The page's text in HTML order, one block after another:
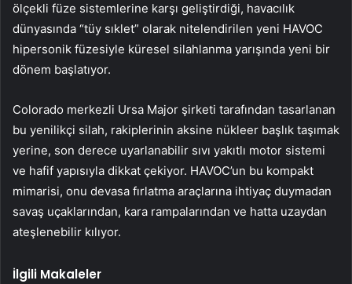
ölçekli füze sistemlerine karşı geliştirdiği, havacılık
dünyasında “tüy sıklet” olarak nitelendirilen yeni HAVOC
hipersonik füzesiyle küresel silahlanma yarışında yeni bir
dönem başlatıyor.
Colorado merkezli Ursa Major şirketi tarafından tasarlanan
bu yenilikçi silah, rakiplerinin aksine nükleer başlık taşımak
yerine, son derece uyarlanabilir sıvı yakıtlı motor sistemi
ve hafif yapısıyla dikkat çekiyor. HAVOC’un bu kompakt
mimarisi, onu devasa fırlatma araçlarına ihtiyaç duymadan
savaş uçaklarından, kara rampalarından ve hatta uzaydan
ateşlenebilir kılıyor.
İlgili Makaleler